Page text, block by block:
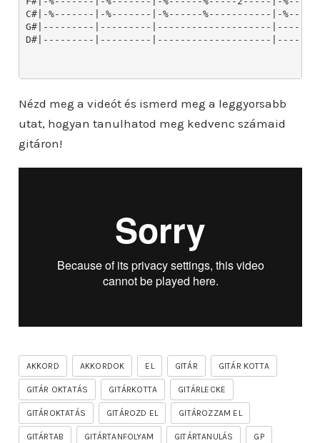
Nézd meg a videót és ismerd meg a leggyorsabb
utat, hogyan tanulhatod meg kedvenc számaid
gitáron!
AKKORD AKKORDOK EL GITÁR GITÁR KOTTA
GITÁR OKTATÁS GITÁRKOTTA GITÁRLECKE
GITÁROKTATÁS GITÁROZD EL GITÁROZZAM EL
GITÁRTAB GITÁRTANFOLYAM GITÁRTANULÁS GP